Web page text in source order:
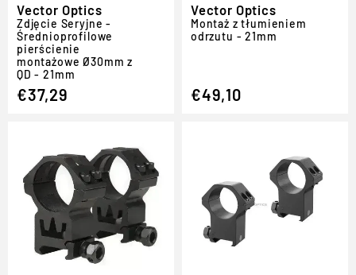
Vector Optics
Zdjęcie Seryjne -
Średnioprofilowe
pierścienie
montażowe Ø30mm z
QD - 21mm
€37,29
Vector Optics
Montaż z tłumieniem
odrzutu - 21mm
€49,10